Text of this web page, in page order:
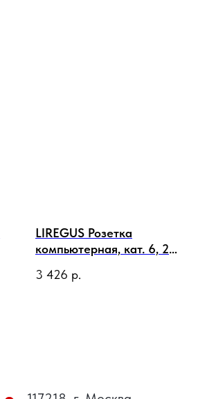
LIREGUS Розетка
компьютерная, кат. 6, 2
3 426 р.